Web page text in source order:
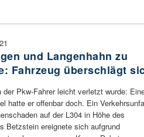
und Langenhahn zu
Fahrzeug überschlägt
der Pkw-Fahrer leicht verletzt wurde:
hatte er offenbar doch. Ein
auf der L304 in Höhe des
Betzstein ereignete sich aufgrund